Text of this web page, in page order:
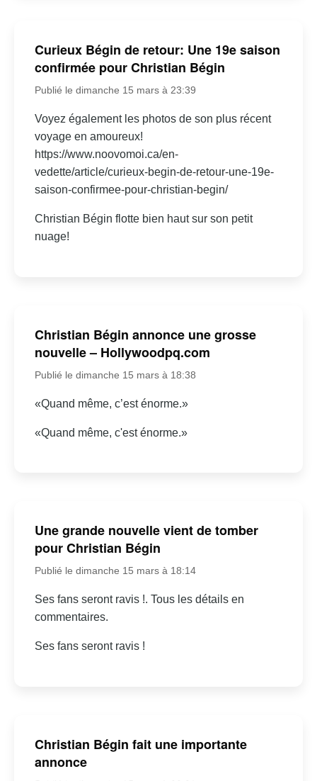
Curieux Bégin de retour: Une 19e saison
confirmée pour Christian Bégin
Publié le dimanche 15 mars à 23:39
Voyez également les photos de son plus récent
voyage en amoureux!
https://www.noovomoi.ca/en-
vedette/article/curieux-begin-de-retour-une-19e-
saison-confirmee-pour-christian-begin/
Christian Bégin flotte bien haut sur son petit
nuage!
Christian Bégin annonce une grosse
nouvelle – Hollywoodpq.com
Publié le dimanche 15 mars à 18:38
«Quand même, c’est énorme.»
«Quand même, c'est énorme.»
Une grande nouvelle vient de tomber
pour Christian Bégin
Publié le dimanche 15 mars à 18:14
Ses fans seront ravis !. Tous les détails en
commentaires.
Ses fans seront ravis !
Christian Bégin fait une importante
annonce